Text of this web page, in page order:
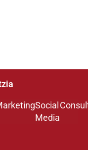
Social
Media